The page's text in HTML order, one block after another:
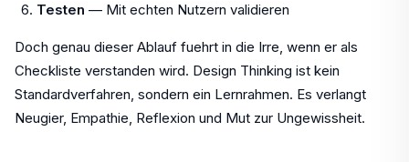
Testen — Mit echten Nutzern validieren
Doch genau dieser Ablauf fuehrt in die Irre, wenn er als
Checkliste verstanden wird. Design Thinking ist kein
Standardverfahren, sondern ein Lernrahmen. Es verlangt
Neugier, Empathie, Reflexion und Mut zur Ungewissheit.